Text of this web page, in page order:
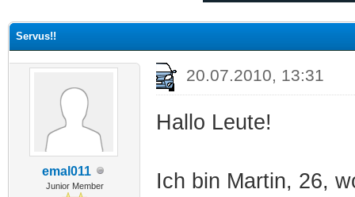
Servus!!
emal011
Junior Member
20.07.2010, 13:31
Hallo Leute!
Ich bin Martin, 26,